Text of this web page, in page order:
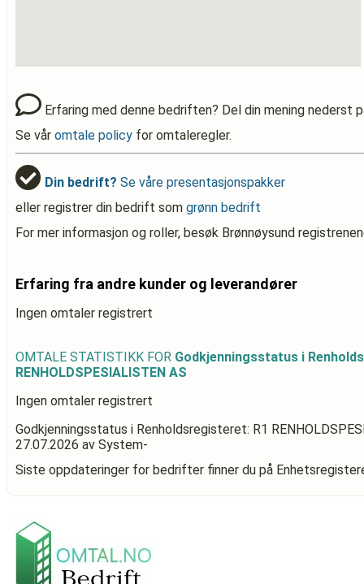
Erfaring med denne bedriften? Del din mening nederst
Se vår omtale policy for omtaleregler.
Din bedrift? Se våre presentasjonspakker
eller registrer din bedrift som grønn bedrift
For mer informasjon og roller, besøk Brønnøysund
Erfaring fra andre kunder og leverandører
Ingen omtaler registrert
OMTALE STATISTIKK FOR Godkjenningsstatus i
RENHOLDSPESIALISTEN AS
Ingen omtaler registrert
Godkjenningsstatus i Renholdsregisteret: R1
27.07.2026 av System-
Siste oppdateringer for bedrifter finner du på